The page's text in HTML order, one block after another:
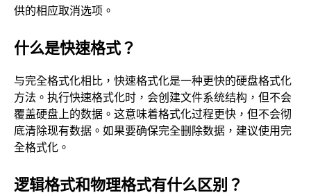
供的相应取消选项。
什么是快速格式？
与完全格式化相比，快速格式化是一种更快的硬盘格式化
方法。执行快速格式化时，会创建文件系统结构，但不会
覆盖硬盘上的数据。这意味着格式化过程更快，但不会彻
底清除现有数据。如果要确保完全删除数据，建议使用完
全格式化。
逻辑格式和物理格式有什么区别？